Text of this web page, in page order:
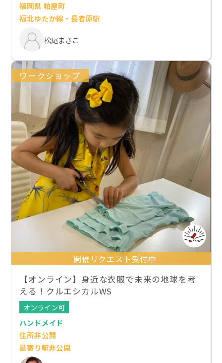
福岡県 粕屋町
福北ゆたか線・長者原駅
松尾まさこ
ワークショップ
開催リクエスト受付中
【オンライン】身近な衣服で未来の地球を考
える！クルエシカルWS
オンライン可
ハンドメイド
住所非公開
最寄り駅非公開